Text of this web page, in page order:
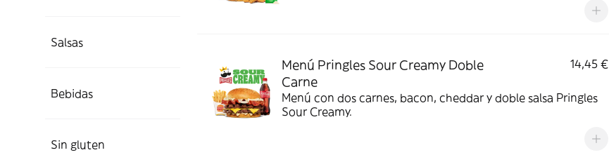
Salsas
Bebidas
Sin gluten
Menú Pringles Sour Creamy Doble
Carne
14,45 €
Menú con dos carnes, bacon, cheddar y doble salsa Pringles
Sour Creamy.